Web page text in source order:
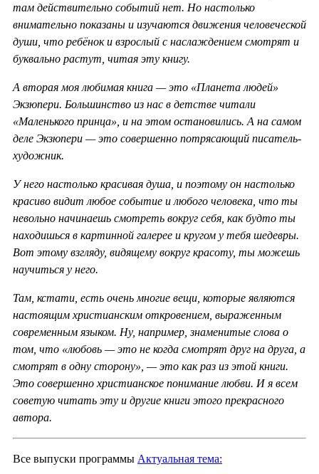
там действительно событий нет. Но настолько
внимательно показаны и изучаются движения человеческой
души, что ребёнок и взрослый с наслаждением смотрят и
буквально растут, читая эту книгу.
А вторая моя любимая книга — это «Планета людей»
Экзюпери. Большинство из нас в детстве читали
«Маленького принца», и на этом остановились. А на самом
деле Экзюпери — это совершенно потрясающий писатель-
художник.
У него настолько красивая душа, и поэтому он настолько
красиво видит любое событие и любого человека, что ты
невольно начинаешь смотреть вокруг себя, как будто ты
находишься в картинной галерее и кругом у тебя шедевры.
Вот этому взгляду, видящему вокруг красоту, ты можешь
научиться у него.
Там, кстати, есть очень многие вещи, которые являются
настоящим христианским откровением, выраженным
современным языком. Ну, например, знаменитые слова о
том, что «любовь — это не когда смотрят друг на друга, а
смотрят в одну сторону», — это как раз из этой книги.
Это совершенно христианское понимание любви. И я всем
советую читать эту и другие книги этого прекрасного
автора.
Все выпуски программы Актуальная тема: